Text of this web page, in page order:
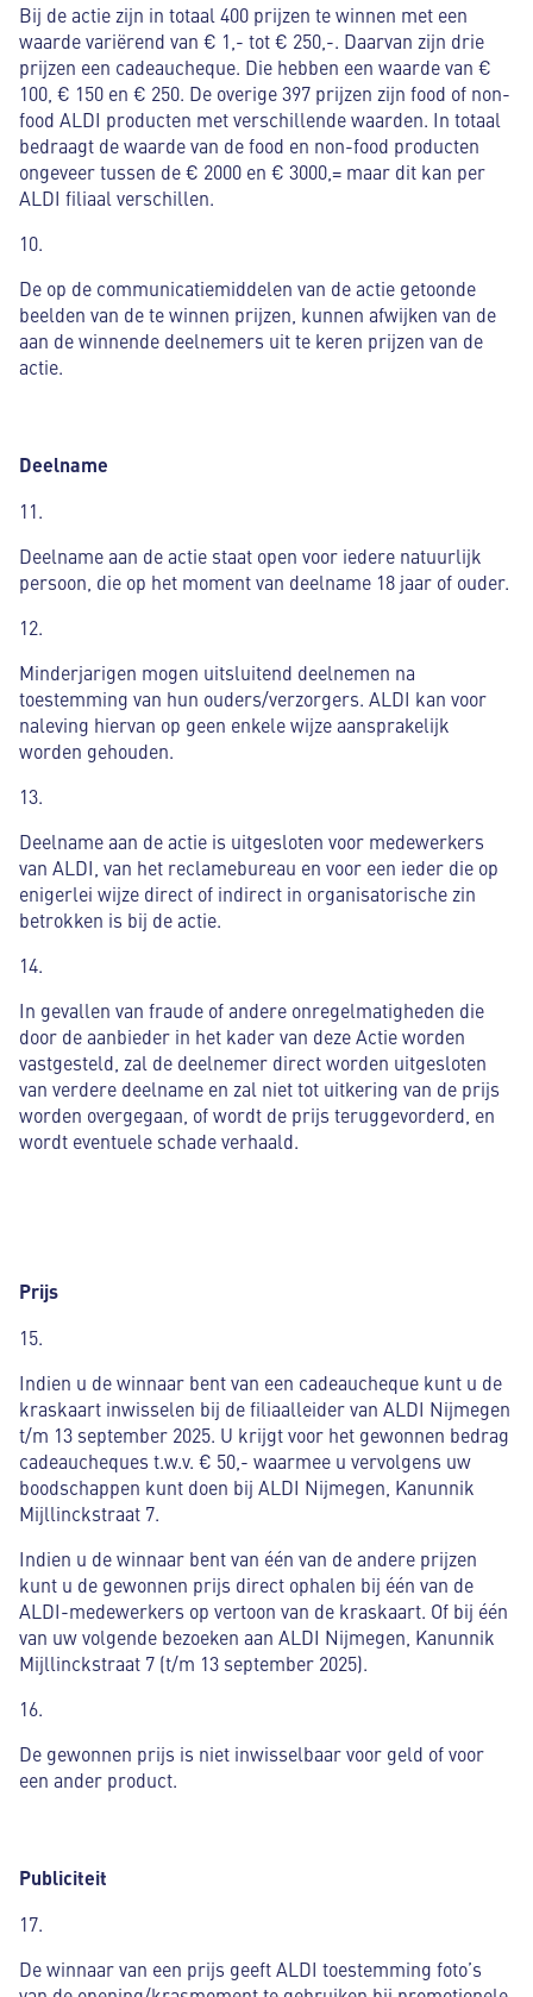
Bij de actie zijn in totaal 400 prijzen te winnen met een
waarde variërend van € 1,- tot € 250,-. Daarvan zijn drie
prijzen een cadeaucheque. Die hebben een waarde van €
100, € 150 en € 250. De overige 397 prijzen zijn food of non-
food ALDI producten met verschillende waarden. In totaal
bedraagt de waarde van de food en non-food producten
ongeveer tussen de € 2000 en € 3000,= maar dit kan per
ALDI filiaal verschillen.
10.
De op de communicatiemiddelen van de actie getoonde
beelden van de te winnen prijzen, kunnen afwijken van de
aan de winnende deelnemers uit te keren prijzen van de
actie.
Deelname
11.
Deelname aan de actie staat open voor iedere natuurlijk
persoon, die op het moment van deelname 18 jaar of ouder.
12.
Minderjarigen mogen uitsluitend deelnemen na
toestemming van hun ouders/verzorgers. ALDI kan voor
naleving hiervan op geen enkele wijze aansprakelijk
worden gehouden.
13.
Deelname aan de actie is uitgesloten voor medewerkers
van ALDI, van het reclamebureau en voor een ieder die op
enigerlei wijze direct of indirect in organisatorische zin
betrokken is bij de actie.
14.
In gevallen van fraude of andere onregelmatigheden die
door de aanbieder in het kader van deze Actie worden
vastgesteld, zal de deelnemer direct worden uitgesloten
van verdere deelname en zal niet tot uitkering van de prijs
worden overgegaan, of wordt de prijs teruggevorderd, en
wordt eventuele schade verhaald.
Prijs
15.
Indien u de winnaar bent van een cadeaucheque kunt u de
kraskaart inwisselen bij de filiaalleider van ALDI Nijmegen
t/m 13 september 2025. U krijgt voor het gewonnen bedrag
cadeaucheques t.w.v. € 50,- waarmee u vervolgens uw
boodschappen kunt doen bij ALDI Nijmegen, Kanunnik
Mijllinckstraat 7.
Indien u de winnaar bent van één van de andere prijzen
kunt u de gewonnen prijs direct ophalen bij één van de
ALDI-medewerkers op vertoon van de kraskaart. Of bij één
van uw volgende bezoeken aan ALDI Nijmegen, Kanunnik
Mijllinckstraat 7 (t/m 13 september 2025).
16.
De gewonnen prijs is niet inwisselbaar voor geld of voor
een ander product.
Publiciteit
17.
De winnaar van een prijs geeft ALDI toestemming foto’s